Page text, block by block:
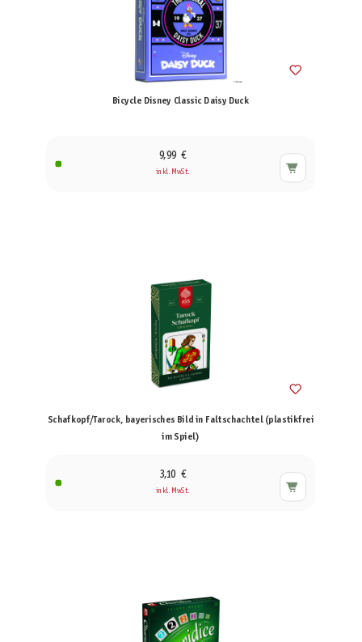
Bicycle Disney Classic Daisy Duck
9,99 €
inkl. MwSt.
Schafkopf/Tarock, bayerisches Bild in Faltschachtel (plastikfrei
im Spiel)
3,10 €
inkl. MwSt.